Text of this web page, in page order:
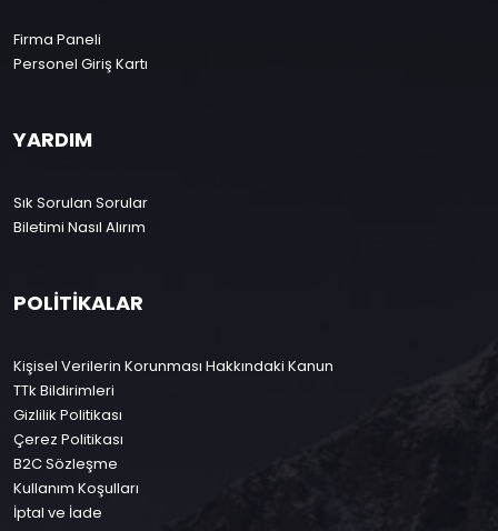
Firma Paneli
Personel Giriş Kartı
YARDIM
Sık Sorulan Sorular
Biletimi Nasıl Alırım
POLİTİKALAR
Kişisel Verilerin Korunması Hakkındaki Kanun
TTk Bildirimleri
Gizlilik Politikası
Çerez Politikası
B2C Sözleşme
Kullanım Koşulları
İptal ve İade